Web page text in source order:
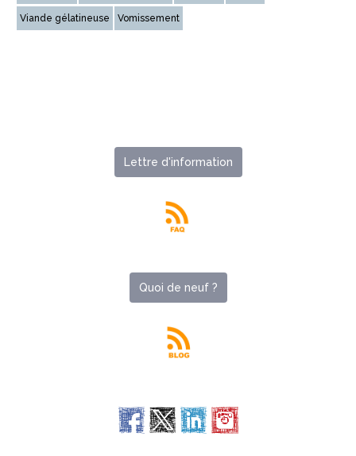
Viande gélatineuse Vomissement
Lettre d'information
Quoi de neuf ?